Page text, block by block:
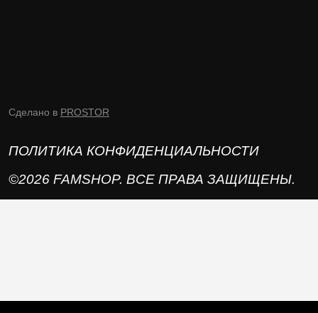
Сделано в PROSTOR
ПОЛИТИКА КОНФИДЕНЦИАЛЬНОСТИ
©2026 FAMSHOP. ВСЕ ПРАВА ЗАЩИЩЕНЫ.